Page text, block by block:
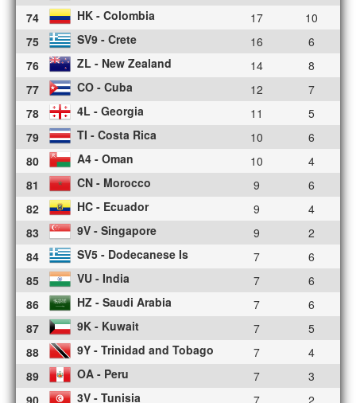
74
HK - Colombia 17
10
75
SV9 - Crete 16
6
76
ZL - New Zealand 14
8
77
CO - Cuba 12
7
78
4L - Georgia 11
5
79
TI - Costa Rica 10
6
80
A4 - Oman 10
4
81
CN - Morocco 9
6
82
HC - Ecuador 9
4
83
9V - Singapore 9
2
84
SV5 - Dodecanese Is 7
6
85
VU - India 7
6
86
HZ - Saudi Arabia 7
6
87
9K - Kuwait 7
5
88
9Y - Trinidad and Tobago 7
4
89
OA - Peru 7
3
90
3V - Tunisia 7
2